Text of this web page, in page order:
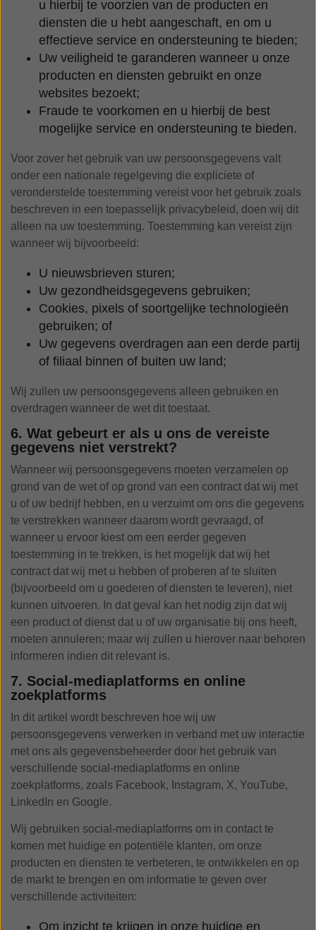
u hierbij te voorzien van de producten en
diensten die u hebt aangeschaft, en om u
effectieve service en ondersteuning te bieden;
Uw veiligheid te garanderen wanneer u onze
producten en diensten gebruikt en onze
websites bezoekt;
Fraude te voorkomen en u hierbij de best
mogelijke service en ondersteuning te bieden.
Voor zover het gebruik van uw persoonsgegevens valt
onder een nationale regelgeving die expliciete of
veronderstelde toestemming vereist voor het gebruik zoals
beschreven in een toepasselijk privacybeleid, doen wij dit
alleen na uw toestemming. Toestemming kan vereist zijn
wanneer wij bijvoorbeeld:
U nieuwsbrieven sturen;
Uw gezondheidsgegevens gebruiken;
Cookies, pixels of soortgelijke technologieën
gebruiken; of
Uw gegevens overdragen aan een derde partij
of filiaal binnen of buiten uw land;
Wij zullen uw persoonsgegevens alleen gebruiken en
overdragen wanneer de wet dit toestaat.
6. Wat gebeurt er als u ons de vereiste
gegevens niet verstrekt?
Wanneer wij persoonsgegevens moeten verzamelen op
grond van de wet of op grond van een contract dat wij met
u of uw bedrijf hebben, en u verzuimt om ons die gegevens
te verstrekken wanneer daarom wordt gevraagd, of
wanneer u ervoor kiest om een eerder gegeven
toestemming in te trekken, is het mogelijk dat wij het
contract dat wij met u hebben of proberen af te sluiten
(bijvoorbeeld om u goederen of diensten te leveren), niet
kunnen uitvoeren. In dat geval kan het nodig zijn dat wij
een product of dienst dat u of uw organisatie bij ons heeft,
moeten annuleren; maar wij zullen u hierover naar behoren
informeren indien dit relevant is.
7. Social-mediaplatforms en online
zoekplatforms
In dit artikel wordt beschreven hoe wij uw
persoonsgegevens verwerken in verband met uw interactie
met ons als gegevensbeheerder door het gebruik van
verschillende social-mediaplatforms en online
zoekplatforms, zoals Facebook, Instagram, X, YouTube,
LinkedIn en Google.
Wij gebruiken social-mediaplatforms om in contact te
komen met huidige en potentiële klanten, om onze
producten en diensten te verbeteren, te ontwikkelen en op
de markt te brengen en om informatie te geven over
verschillende activiteiten:
Om inzicht te krijgen in onze huidige en